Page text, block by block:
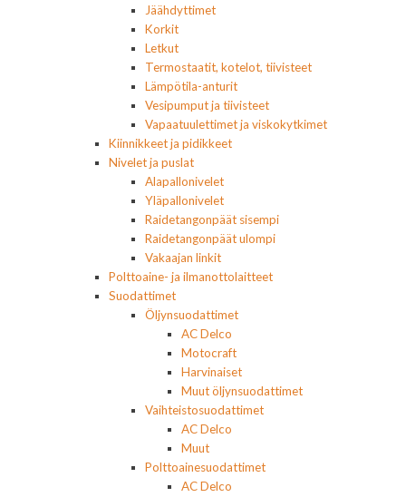
Jäähdyttimet
Korkit
Letkut
Termostaatit, kotelot, tiivisteet
Lämpötila-anturit
Vesipumput ja tiivisteet
Vapaatuulettimet ja viskokytkimet
Kiinnikkeet ja pidikkeet
Nivelet ja puslat
Alapallonivelet
Yläpallonivelet
Raidetangonpäät sisempi
Raidetangonpäät ulompi
Vakaajan linkit
Polttoaine- ja ilmanottolaitteet
Suodattimet
Öljynsuodattimet
AC Delco
Motocraft
Harvinaiset
Muut öljynsuodattimet
Vaihteistosuodattimet
AC Delco
Muut
Polttoainesuodattimet
AC Delco